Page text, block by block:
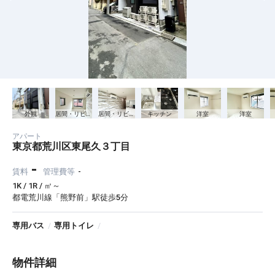
外観 居間・リビング 居間・リビング キッチン 洋室 洋室
アパート
東京都荒川区東尾久３丁目
賃料 - 管理費等 -
1K / 1R / ㎡～
都電荒川線「熊野前」駅徒歩5分
専用バス / 専用トイレ /
物件詳細